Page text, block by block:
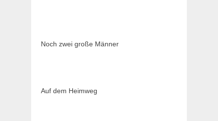
Noch zwei große Männer
Auf dem Heimweg